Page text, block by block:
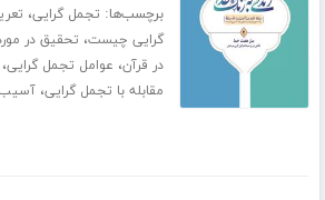
برچسب‌ها: تجمل گرایی،
گرایی چیست، تحقیق در
در قرآن، عوامل تجمل گرایی،
مقابله با تجمل گرایی،آسیب